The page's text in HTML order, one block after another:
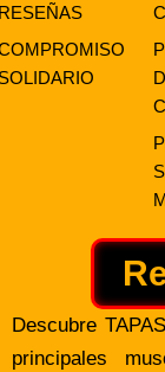
Descubre
principales